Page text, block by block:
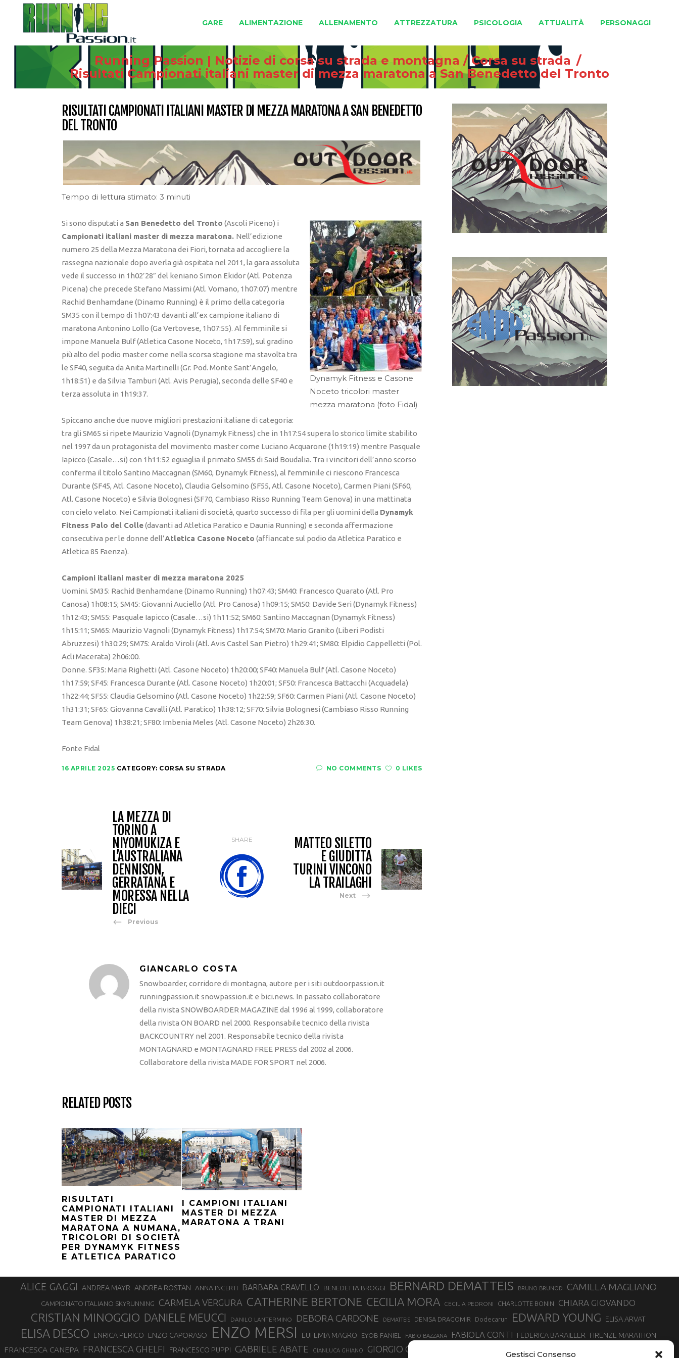
Gestisci Consenso
GARE ALIMENTAZIONE ALLENAMENTO ATTREZZATURA PSICOLOGIA ATTUALITÀ PERSONAGGI
Running Passion | Notizie di corsa su strada e montagna / Corsa su strada /
Risultati Campionati italiani master di mezza maratona a San Benedetto del Tronto
RISULTATI CAMPIONATI ITALIANI MASTER DI MEZZA MARATONA A SAN BENEDETTO
DEL TRONTO
Tempo di lettura stimato: 3 minuti
Dynamyk Fitness e Casone
Noceto tricolori master
mezza maratona (foto Fidal)
Si sono disputati a San Benedetto del Tronto (Ascoli Piceno) i
Campionati italiani master di mezza maratona. Nell’edizione
numero 25 della Mezza Maratona dei Fiori, tornata ad accogliere la
rassegna nazionale dopo averla già ospitata nel 2011, la gara assoluta
vede il successo in 1h02’28” del keniano Simon Ekidor (Atl. Potenza
Picena) che precede Stefano Massimi (Atl. Vomano, 1h07:07) mentre
Rachid Benhamdane (Dinamo Running) è il primo della categoria
SM35 con il tempo di 1h07:43 davanti all’ex campione italiano di
maratona Antonino Lollo (Ga Vertovese, 1h07:55). Al femminile si
impone Manuela Bulf (Atletica Casone Noceto, 1h17:59), sul gradino
più alto del podio master come nella scorsa stagione ma stavolta tra
le SF40, seguita da Anita Martinelli (Gr. Pod. Monte Sant’Angelo,
1h18:51) e da Silvia Tamburi (Atl. Avis Perugia), seconda delle SF40 e
terza assoluta in 1h19:37.
Spiccano anche due nuove migliori prestazioni italiane di categoria:
tra gli SM65 si ripete Maurizio Vagnoli (Dynamyk Fitness) che in 1h17:54 supera lo storico limite stabilito
nel 1997 da un protagonista del movimento master come Luciano Acquarone (1h19:19) mentre Pasquale
Iapicco (Casale…si) con 1h11:52 eguaglia il primato SM55 di Said Boudalia. Tra i vincitori dell’anno scorso
conferma il titolo Santino Maccagnan (SM60, Dynamyk Fitness), al femminile ci riescono Francesca
Durante (SF45, Atl. Casone Noceto), Claudia Gelsomino (SF55, Atl. Casone Noceto), Carmen Piani (SF60,
Atl. Casone Noceto) e Silvia Bolognesi (SF70, Cambiaso Risso Running Team Genova) in una mattinata
con cielo velato. Nei Campionati italiani di società, quarto successo di fila per gli uomini della Dynamyk
Fitness Palo del Colle(davanti ad Atletica Paratico e Daunia Running) e seconda affermazione
consecutiva per le donne dell’Atletica Casone Noceto (affiancate sul podio da Atletica Paratico e
Atletica 85 Faenza).
Campioni italiani master di mezza maratona 2025
Uomini. SM35: Rachid Benhamdane (Dinamo Running) 1h07:43; SM40: Francesco Quarato (Atl. Pro
Canosa) 1h08:15; SM45: Giovanni Auciello (Atl. Pro Canosa) 1h09:15; SM50: Davide Seri (Dynamyk Fitness)
1h12:43; SM55: Pasquale Iapicco (Casale…si) 1h11:52; SM60: Santino Maccagnan (Dynamyk Fitness)
1h15:11; SM65: Maurizio Vagnoli (Dynamyk Fitness) 1h17:54; SM70: Mario Granito (Liberi Podisti
Abruzzesi) 1h30:29; SM75: Araldo Viroli (Atl. Avis Castel San Pietro) 1h29:41; SM80: Elpidio Cappelletti (Pol.
Acli Macerata) 2h06:00.
Donne. SF35: Maria Righetti (Atl. Casone Noceto) 1h20:00; SF40: Manuela Bulf (Atl. Casone Noceto)
1h17:59; SF45: Francesca Durante (Atl. Casone Noceto) 1h20:01; SF50: Francesca Battacchi (Acquadela)
1h22:44; SF55: Claudia Gelsomino (Atl. Casone Noceto) 1h22:59; SF60: Carmen Piani (Atl. Casone Noceto)
1h31:31; SF65: Giovanna Cavalli (Atl. Paratico) 1h38:12; SF70: Silvia Bolognesi (Cambiaso Risso Running
Team Genova) 1h38:21; SF80: Imbenia Meles (Atl. Casone Noceto) 2h26:30.
Fonte Fidal
16 APRILE 2025 CATEGORY: CORSA SU STRADA NO COMMENTS 0 LIKES
LA MEZZA DI
TORINO A
NIYOMUKIZA E
L’AUSTRALIANA
DENNISON,
GERRATANA E
MORESSA NELLA
DIECI
Previous
SHARE
MATTEO SILETTO
E GIUDITTA
TURINI VINCONO
LA TRAILAGHI
Next
GIANCARLO COSTA
Snowboarder, corridore di montagna, autore per i siti outdoorpassion.it
runningpassion.it snowpassion.it e bici.news. In passato collaboratore
della rivista SNOWBOARDER MAGAZINE dal 1996 al 1999, collaboratore
della rivista ON BOARD nel 2000. Responsabile tecnico della rivista
BACKCOUNTRY nel 2001. Responsabile tecnico della rivista
MONTAGNARD e MONTAGNARD FREE PRESS dal 2002 al 2006.
Collaboratore della rivista MADE FOR SPORT nel 2006.
RELATED POSTS
RISULTATI
CAMPIONATI ITALIANI
MASTER DI MEZZA
MARATONA A NUMANA,
TRICOLORI DI SOCIETÀ
PER DYNAMYK FITNESS
E ATLETICA PARATICO
I CAMPIONI ITALIANI
MASTER DI MEZZA
MARATONA A TRANI
ALICE GAGGI ANDREA MAYR ANDREA ROSTAN ANNA INCERTI BARBARA CRAVELLO BENEDETTA BROGGI BERNARD DEMATTEIS BRUNO BRUNOD CAMILLA MAGLIANO
CAMPIONATO ITALIANO SKYRUNNING CARMELA VERGURA CATHERINE BERTONE CECILIA MORA CECILIA PEDRONI CHARLOTTE BONIN CHIARA GIOVANDO
CRISTIAN MINOGGIO DANIELE MEUCCI DANILO LANTERMINO DEBORA CARDONE DEMATTEIS DENISA DRAGOMIR Dodecarun EDWARD YOUNG ELISA ARVAT
ELISA DESCO ENRICA PERICO ENZO CAPORASO ENZO MERSI EUFEMIA MAGRO EYOB FANIEL FABIO BAZZANA FABIOLA CONTI FEDERICA BARAILLER FIRENZE MARATHON
FRANCESCA CANEPA FRANCESCA GHELFI FRANCESCO PUPPI GABRIELE ABATE GIANLUCA GHIANO GIORGIO CALCATERRA GIOVANNA EPIS GIULIANO CAVALLO